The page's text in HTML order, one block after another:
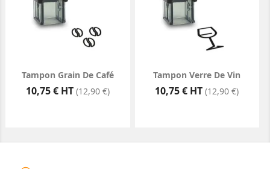
Tampon Grain De Café
Prix
10,75 € HT (12,90 €)
Tampon Verre De Vin
Prix
10,75 € HT (12,90 €)